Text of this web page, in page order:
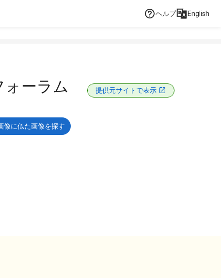
ヘルプ English
ーラム 提供元サイトで表示
像に似た画像を探す